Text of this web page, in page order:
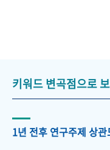
키워드 변곡점으로
1년 전후 연구주제 상